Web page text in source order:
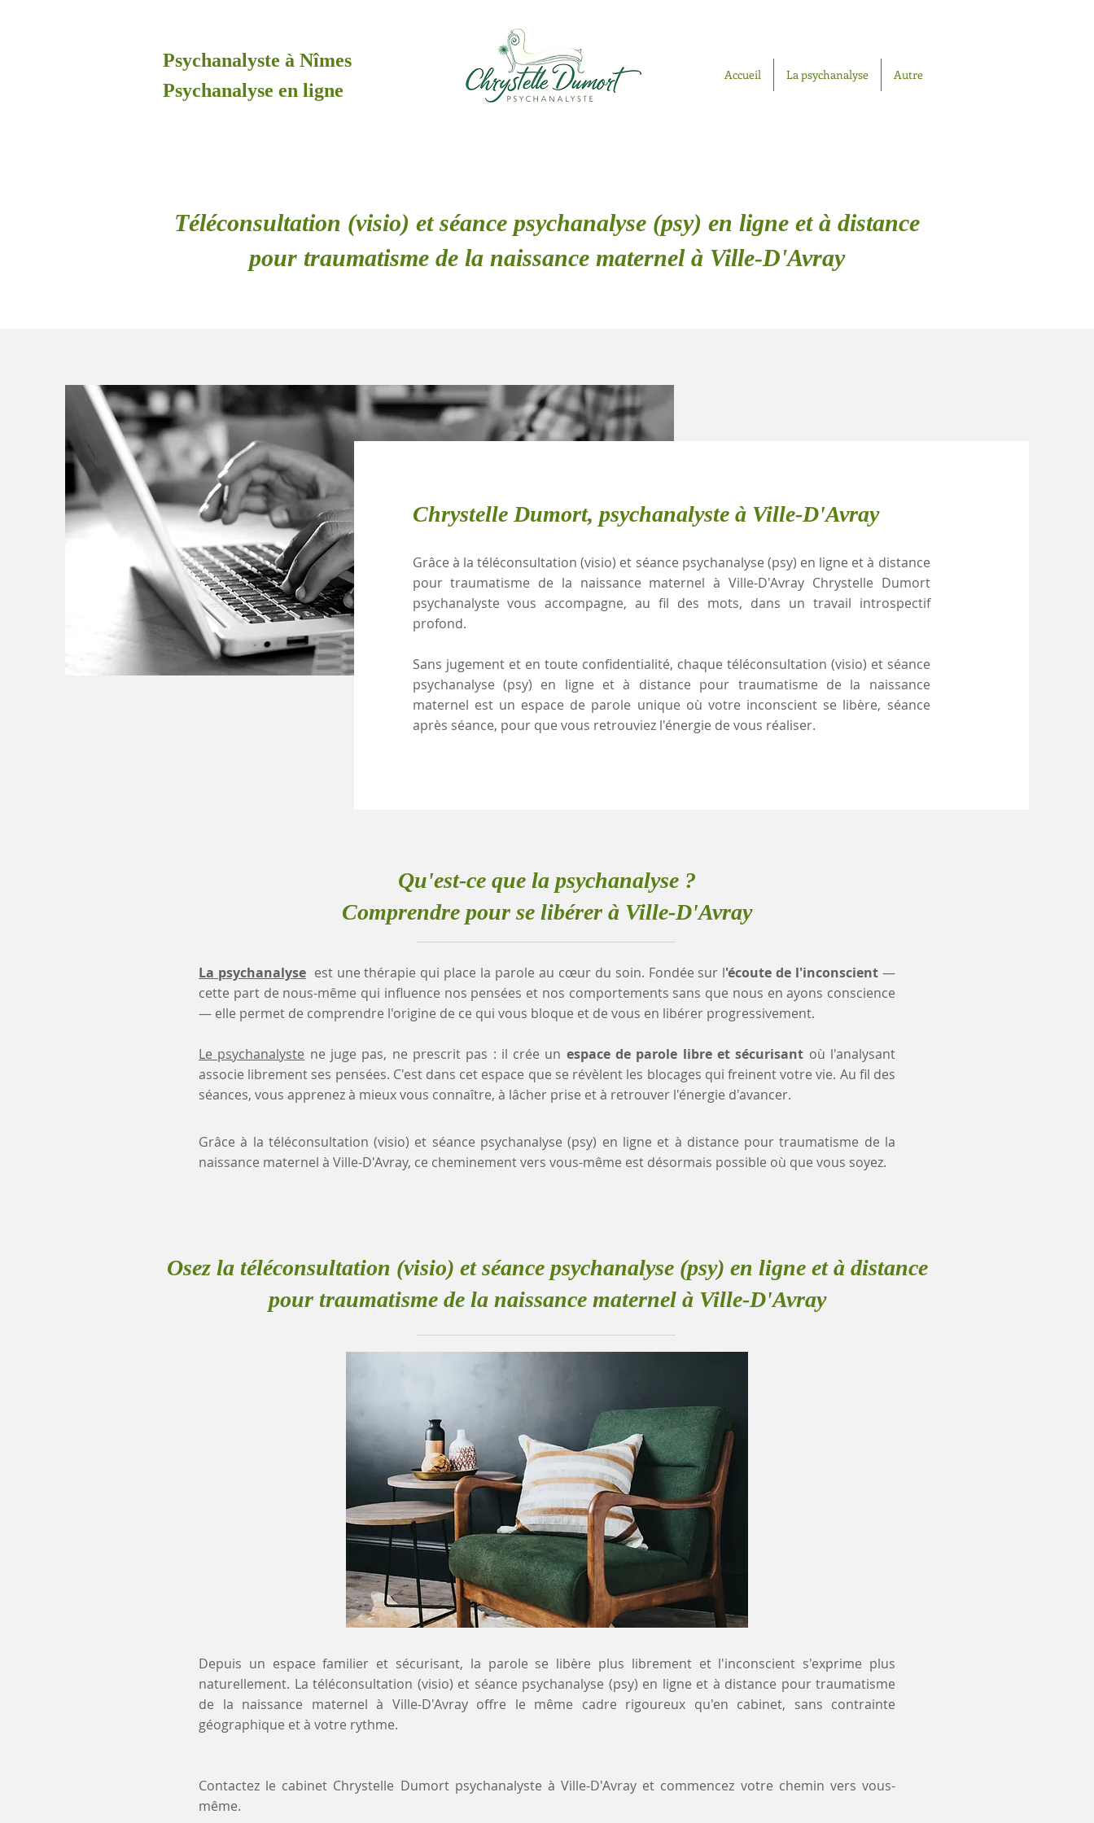
Psychanalyste à Nîmes
Psychanalyse en ligne
Accueil La psychanalyse Autre
Téléconsultation (visio) et séance psychanalyse (psy) en ligne et à distance
pour traumatisme de la naissance maternel à Ville-D'Avray
Chrystelle Dumort, psychanalyste à Ville-D'Avray
Grâce à la téléconsultation (visio) et séance psychanalyse (psy) en ligne et à distance
pour traumatisme de la naissance maternel à Ville-D'Avray Chrystelle Dumort
psychanalyste vous accompagne, au fil des mots, dans un travail introspectif
profond.
Sans jugement et en toute confidentialité, chaque téléconsultation (visio) et séance
psychanalyse (psy) en ligne et à distance pour traumatisme de la naissance
maternel est un espace de parole unique où votre inconscient se libère, séance
après séance, pour que vous retrouviez l'énergie de vous réaliser.
Qu'est-ce que la psychanalyse ?
Comprendre pour se libérer à Ville-D'Avray
La psychanalyse est une thérapie qui place la parole au cœur du soin. Fondée sur l'écoute de l'inconscient—
cette part de nous-même qui influence nos pensées et nos comportements sans que nous en ayons conscience
— elle permet de comprendre l'origine de ce qui vous bloque et de vous en libérer progressivement.
Le psychanalyste ne juge pas, ne prescrit pas : il crée un espace de parole libre et sécurisant où l'analysant
associe librement ses pensées. C'est dans cet espace que se révèlent les blocages qui freinent votre vie. Au fil des
séances, vous apprenez à mieux vous connaître, à lâcher prise et à retrouver l'énergie d'avancer.
Grâce à la téléconsultation (visio) et séance psychanalyse (psy) en ligne et à distance pour traumatisme de la
naissance maternel à Ville-D'Avray, ce cheminement vers vous-même est désormais possible où que vous soyez.
Osez la téléconsultation (visio) et séance psychanalyse (psy) en ligne et à distance
pour traumatisme de la naissance maternel à Ville-D'Avray
Depuis un espace familier et sécurisant, la parole se libère plus librement et l'inconscient s'exprime plus
naturellement. La téléconsultation (visio) et séance psychanalyse (psy) en ligne et à distance pour traumatisme
de la naissance maternel à Ville-D'Avray offre le même cadre rigoureux qu'en cabinet, sans contrainte
géographique et à votre rythme.
Contactez le cabinet Chrystelle Dumort psychanalyste à Ville-D'Avray et commencez votre chemin vers vous-
même.